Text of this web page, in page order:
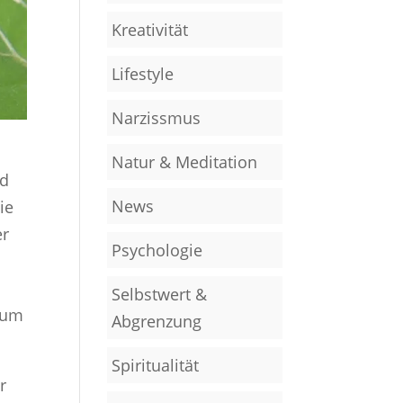
Kreativität
Lifestyle
Narzissmus
Natur & Meditation
News
Psychologie
Selbstwert &
Abgrenzung
Spiritualität